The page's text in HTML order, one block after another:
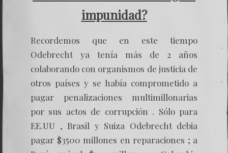
impunidad?
Recordemos que en este tiempo
Odebrecht ya tenía más de 2 años
colaborando con organismos de justicia de
otros países y se había comprometido a
pagar penalizaciones multimillonarias
por sus actos de corrupción . Sólo para
EE.UU , Brasil y Suiza Odebrecht debia
pagar $3500 millones en reparaciones ; a